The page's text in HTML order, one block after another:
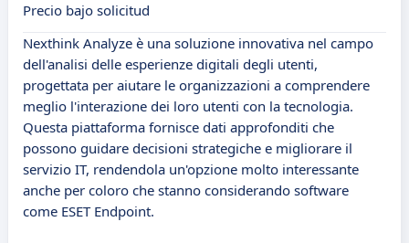
Precio bajo solicitud
Nexthink Analyze è una soluzione innovativa nel campo
dell'analisi delle esperienze digitali degli utenti,
progettata per aiutare le organizzazioni a comprendere
meglio l'interazione dei loro utenti con la tecnologia.
Questa piattaforma fornisce dati approfonditi che
possono guidare decisioni strategiche e migliorare il
servizio IT, rendendola un'opzione molto interessante
anche per coloro che stanno considerando software
come ESET Endpoint.